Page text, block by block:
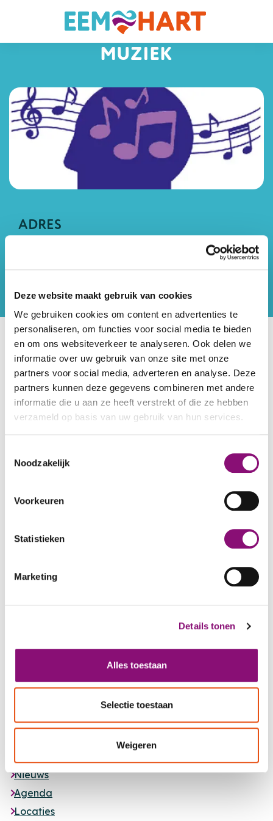
Deze website maakt gebruik van cookies
We gebruiken cookies om content en advertenties te
personaliseren, om functies voor social media te bieden
en om ons websiteverkeer te analyseren. Ook delen we
informatie over uw gebruik van onze site met onze
partners voor social media, adverteren en analyse. Deze
partners kunnen deze gegevens combineren met andere
informatie die u aan ze heeft verstrekt of die ze hebben
verzameld op basis van uw gebruik van hun services.
kunnen ontvangen en verwerken.
Noodzakelijk
Voorkeuren
Statistieken
Marketing
Details tonen
Alles toestaan
Selectie toestaan
Weigeren
MUZIEK
ADRES
Routebeschrijving
088 641 0000
Ja
Locaties Muziek
Muziek is meer dan een prettige tijdsbesteding.
Muziek is een middel om emoties te uiten,
verbinding te maken en het bewegingsdeel in
muziektherapeuten van Eemhart willen
met begeleiders en andere medewerkers.
Terug naar het overzicht
VOOR JOU
Nieuws
Agenda
Locaties